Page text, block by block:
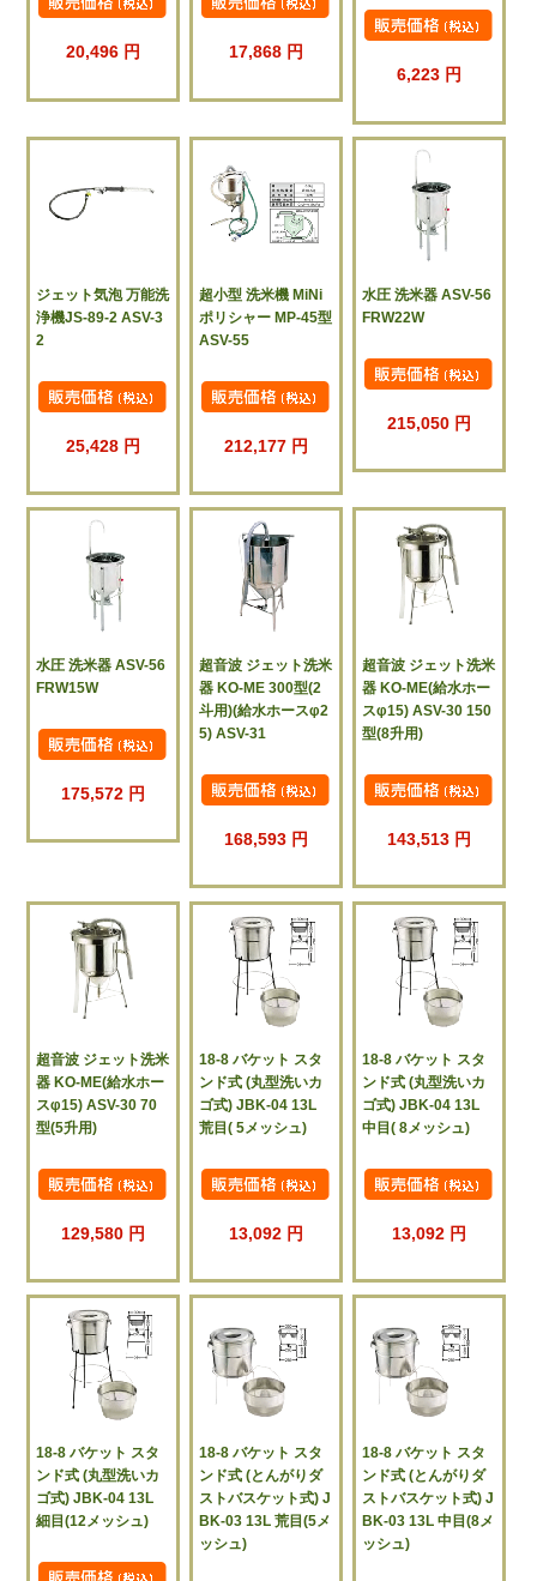
20,496 円
17,868 円
6,223 円
ジェット気泡 万能洗
浄機JS-89-2 ASV-3
2
25,428 円
超小型 洗米機 MiNi
ポリシャー MP-45型
ASV-55
212,177 円
水圧 洗米器 ASV-56
FRW22W
215,050 円
水圧 洗米器 ASV-56
FRW15W
175,572 円
超音波 ジェット洗米
器 KO-ME 300型(2
斗用)(給水ホースφ2
5) ASV-31
168,593 円
超音波 ジェット洗米
器 KO-ME(給水ホー
スφ15) ASV-30 150
型(8升用)
143,513 円
超音波 ジェット洗米
器 KO-ME(給水ホー
スφ15) ASV-30 70
型(5升用)
129,580 円
18-8 バケット スタ
ンド式 (丸型洗いカ
ゴ式) JBK-04 13L
荒目( 5メッシュ)
13,092 円
18-8 バケット スタ
ンド式 (丸型洗いカ
ゴ式) JBK-04 13L
中目( 8メッシュ)
13,092 円
18-8 バケット スタ
ンド式 (丸型洗いカ
ゴ式) JBK-04 13L
細目(12メッシュ)
18-8 バケット スタ
ンド式 (とんがりダ
ストバスケット式) J
BK-03 13L 荒目(5メ
ッシュ)
18-8 バケット スタ
ンド式 (とんがりダ
ストバスケット式) J
BK-03 13L 中目(8メ
ッシュ)